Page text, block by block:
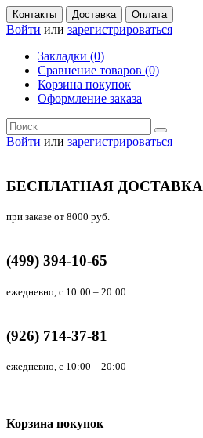
Контакты Доставка Оплата
Войти или зарегистрироваться
Закладки (0)
Сравнение товаров (0)
Корзина покупок
Оформление заказа
Войти или зарегистрироваться
БЕСПЛАТНАЯ ДОСТАВКА
при заказе от 8000 руб.
(499) 394-10-65
ежедневно, с 10:00 – 20:00
(926) 714-37-81
ежедневно, с 10:00 – 20:00
Корзина покупок